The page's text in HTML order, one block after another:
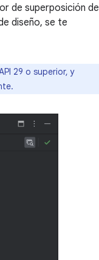
de superposición de
diseño, se te
29 o superior, y